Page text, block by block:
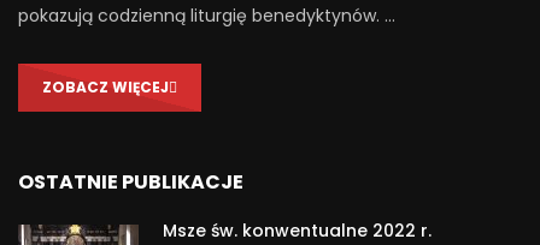
pokazują codzienną liturgię benedyktynów. …
ZOBACZ WIĘCEJ
OSTATNIE PUBLIKACJE
Msze św. konwentualne 2022 r.